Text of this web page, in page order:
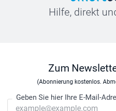
Hilfe, direkt
Zum
(Abonnierung kostenlos.
Geben Sie hier Ihre E-Mail-